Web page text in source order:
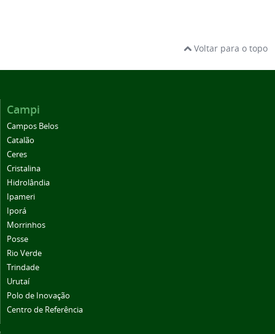
Voltar para o topo
Campi
Campos Belos
Catalão
Ceres
Cristalina
Hidrolândia
Ipameri
Iporá
Morrinhos
Posse
Rio Verde
Trindade
Urutaí
Polo de Inovação
Centro de Referência